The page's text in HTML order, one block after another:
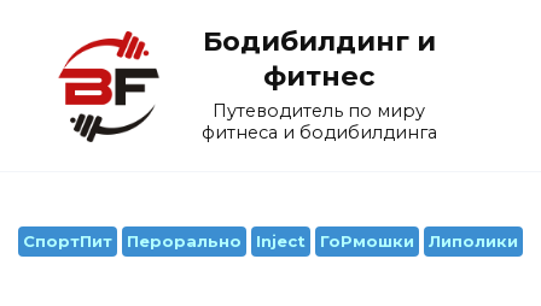
содержанию
Бодибилдинг и
фитнес
Путеводитель по миру
фитнеса и бодибилдинга
СпортПит Перорально Inject ГоРмошки Липолики